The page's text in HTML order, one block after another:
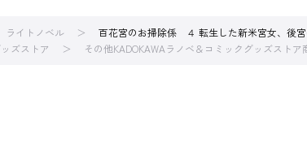
ライトノベル
百花宮のお掃除係 ４ 転生した新米宮女、後宮
ズストア その他KADOKAWAラノベ＆コミックグッズストア